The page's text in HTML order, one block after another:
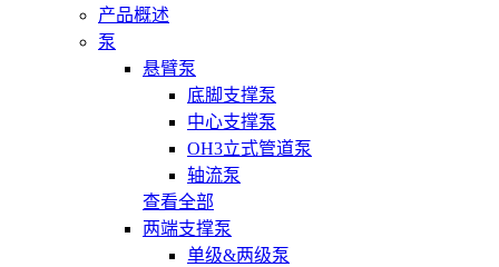
产品概述
泵
悬臂泵
底脚支撑泵
中心支撑泵
OH3立式管道泵
轴流泵
查看全部
两端支撑泵
单级&两级泵